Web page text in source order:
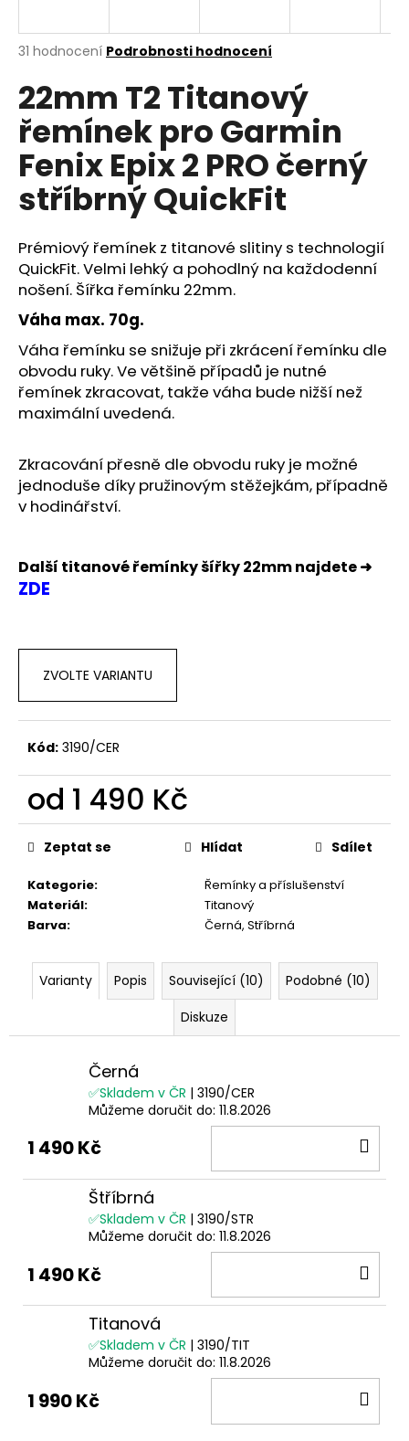
Průměrné
produktu
je
4,5
5
hvězdiček.
31 hodnocení Podrobnosti hodnocení
22mm T2 Titanový
řemínek pro Garmin
Fenix Epix 2 PRO černý
stříbrný QuickFit
Prémiový řemínek z titanové slitiny s technologií
QuickFit. Velmi lehký a pohodlný na každodenní
nošení. Šířka řemínku 22mm.
Váha max. 70g.
Váha řemínku se snižuje při zkrácení řemínku dle
obvodu ruky. Ve většině případů je nutné
řemínek zkracovat, takže váha bude nižší než
maximální uvedená.
Zkracování přesně dle obvodu ruky je možné
jednoduše díky pružinovým stěžejkám, případně
v hodinářství.
Další titanové řemínky šířky 22mm najdete ➜
ZDE
ZVOLTE VARIANTU
Kód: 3190/CER
od 1 490 Kč
Měrná
cena:
Kategorie:
Řemínky a příslušenství
Materiál:
Titanový
Barva: Černá, Stříbrná
Zeptat se Hlídat Sdílet
Varianty Popis Související (10)
Podobné (10)
Diskuze
Černá
✅Skladem v ČR | 3190/CER
Můžeme doručit do: 11.8.2026
1 490 Kč
Štříbrná
✅Skladem v ČR | 3190/STR
Můžeme doručit do: 11.8.2026
1 490 Kč
Titanová
✅Skladem v ČR | 3190/TIT
Můžeme doručit do: 11.8.2026
1 990 Kč
j
t
?
HLEDAT
D
o
p
o
r
u
č
e
m
e